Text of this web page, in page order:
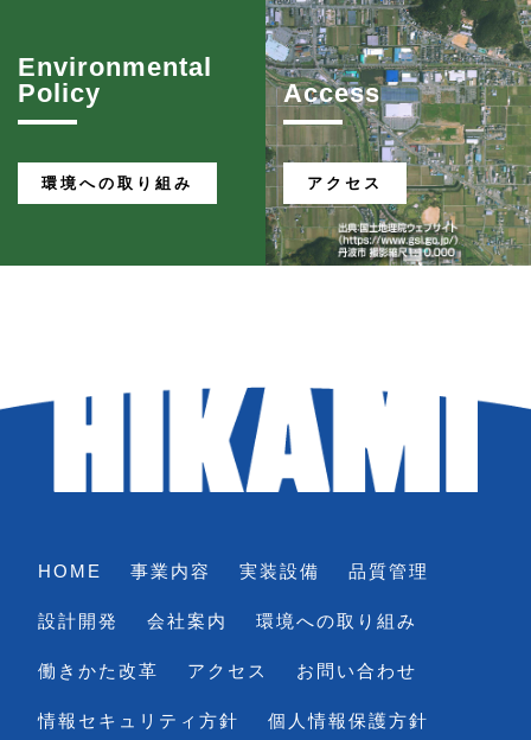
Environmental
Policy
環境への取り組み
Access
アクセス
HOME 事業内容 実装設備 品質管理
設計開発 会社案内 環境への取り組み
働きかた改革 アクセス お問い合わせ
情報セキュリティ方針 個人情報保護方針